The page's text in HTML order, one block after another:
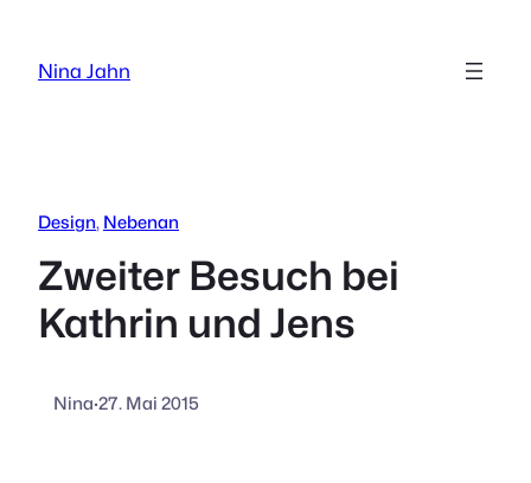
springen
Nina Jahn
Design, Nebenan
Zweiter Besuch bei
Kathrin und Jens
Nina·27. Mai 2015